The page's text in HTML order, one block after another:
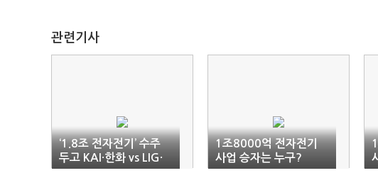
관련기사
‘1.8조 전자전기’ 수주
두고 KAI·한화 vs LIG·
1조8000억 전자전기
사업 승자는 누구?